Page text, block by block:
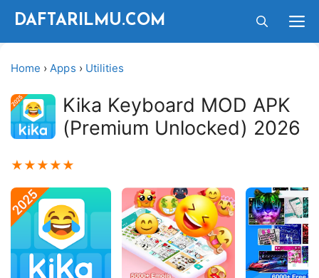
Langsung
DAFTARILMU.COM
Home ›Apps › Utilities
Kika Keyboard MOD APK
(Premium Unlocked) 2026
★ ★ ★ ★ ★